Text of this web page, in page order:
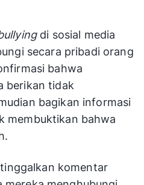
di sosial media
secara pribadi orang
bahwa
berikan tidak
bagikan informasi
membuktikan bahwa
komentar